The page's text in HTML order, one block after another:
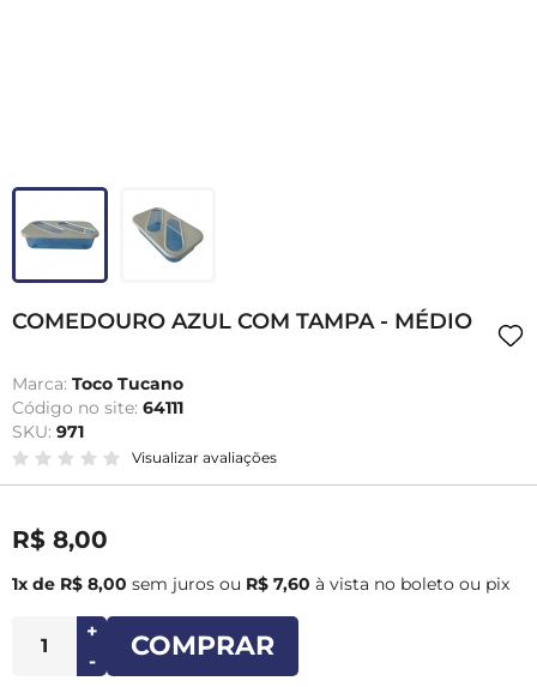
COMEDOURO AZUL COM TAMPA - MÉDIO
Marca: Toco Tucano
Código no site: 64111
SKU: 971
Visualizar avaliações
R$ 8,00
1x de R$ 8,00 sem juros ou R$ 7,60 à vista no boleto ou pix
+
-
COMPRAR